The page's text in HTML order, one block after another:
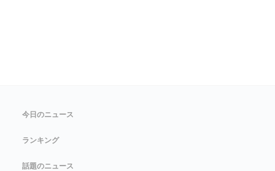
今日のニュース
ランキング
話題のニュース